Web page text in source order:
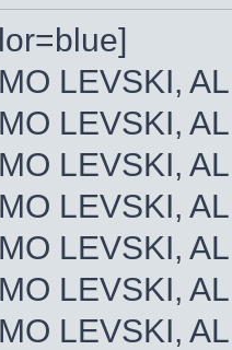
LEVSKI,
LEVSKI,
LEVSKI,
LEVSKI,
LEVSKI,
LEVSKI,
LEVSKI,